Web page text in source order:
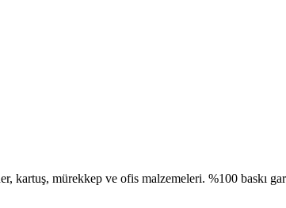
kartuş, mürekkep ve ofis malzemeleri. %100 baskı